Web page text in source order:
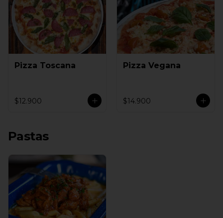
Pizza Toscana
$12.900
Pizza Vegana
$14.900
Pastas